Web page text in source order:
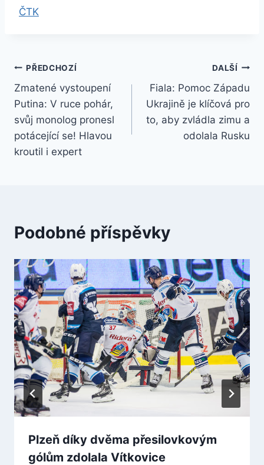
ČTK
Navigace
pro
příspěvek
PŘEDCHOZÍ
Zmatené vystoupení
Putina: V ruce pohár,
svůj monolog pronesl
potácející se! Hlavou
kroutil i expert
DALŠÍ
Fiala: Pomoc Západu
Ukrajině je klíčová pro
to, aby zvládla zimu a
odolala Rusku
Podobné příspěvky
Plzeň díky dvěma přesilovkovým
gólům zdolala Vítkovice